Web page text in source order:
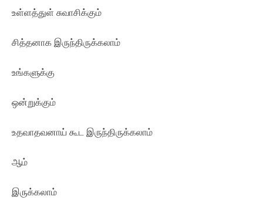
உள்ளத்துள் சுவாசிக்கும்
சித்தனாக இருந்திருக்கலாம்
உங்களுக்கு
ஒன்றுக்கும்
உதவாதவனாய் கூட இருந்திருக்கலாம்
ஆம்
இருக்கலாம்